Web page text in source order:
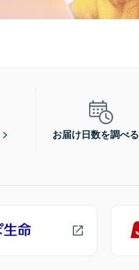
お届け日数を調べる